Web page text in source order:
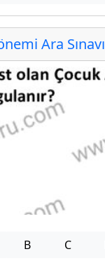
Ara Sınavı
B C